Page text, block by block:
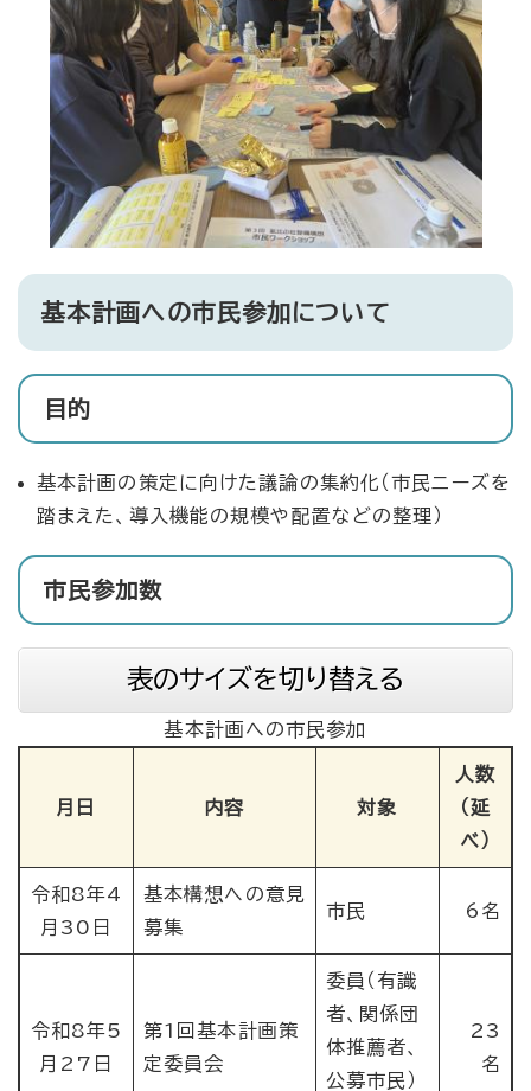
基本計画への市民参加について
目的
基本計画の策定に向けた議論の集約化（市民ニーズを
踏まえた、導入機能の規模や配置などの整理）
市民参加数
表のサイズを切り替える
基本計画への市民参加
月日 内容 対象
人数
（延
べ）
令和8年4
月30日
基本構想への意見
募集
市民 6名
令和8年5
月27日
第1回基本計画策
定委員会
委員（有識
者、関係団
体推薦者、
公募市民）
23
名